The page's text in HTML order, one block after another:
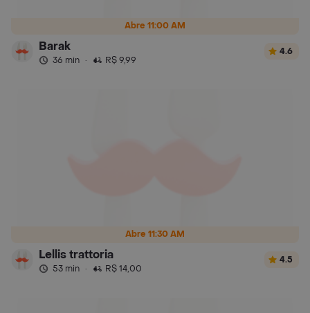
Abre 11:00 AM
Barak
36 min · R$ 9,99
4.6
Abre 11:30 AM
Lellis trattoria
53 min · R$ 14,00
4.5